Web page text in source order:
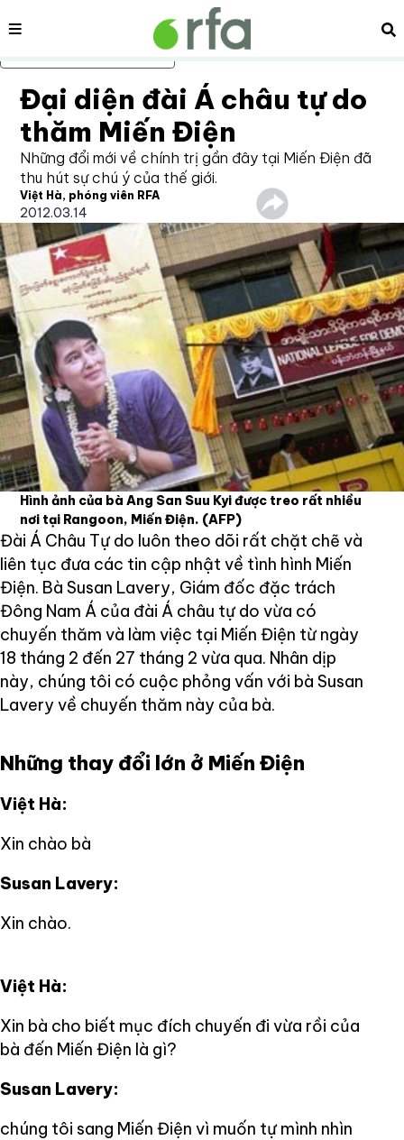
Bỏ qua nội dung chính
Nội dung
Đại diện đài Á châu tự do
thăm Miến Điện
Những đổi mới về chính trị gần đây tại Miến Điện đã
thu hút sự chú ý của thế giới.
Việt Hà, phóng viên RFA
2012.03.14
Hình ảnh của bà Ang San Suu Kyi được treo rất nhiều
nơi tại Rangoon, Miến Điện. (AFP)
Đài Á Châu Tự do luôn theo dõi rất chặt chẽ và
liên tục đưa các tin cập nhật về tình hình Miến
Điện. Bà Susan Lavery, Giám đốc đặc trách
Đông Nam Á của đài Á châu tự do vừa có
chuyến thăm và làm việc tại Miến Điện từ ngày
18 tháng 2 đến 27 tháng 2 vừa qua. Nhân dịp
này, chúng tôi có cuộc phỏng vấn với bà Susan
Lavery về chuyến thăm này của bà.
Những thay đổi lớn ở Miến Điện
Việt Hà:
Xin chào bà
Susan Lavery:
Xin chào.
Việt Hà:
Xin bà cho biết mục đích chuyến đi vừa rồi của
bà đến Miến Điện là gì?
Susan Lavery:
chúng tôi sang Miến Điện vì muốn tự mình nhìn